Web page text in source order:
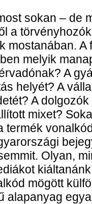
sokan – de
a
mostanában. A
melyik
A
helyét? A
A
mixet?
termék
Olyan,
mögött
alapanyag